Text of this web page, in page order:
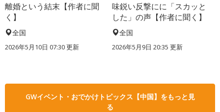
離婚という結末【作者に聞
く】
全国
2026年5月10日 07:30 更新
味鋭い反撃にに「スカッと
した」の声【作者に聞く】
全国
2026年5月9日 20:35 更新
GWイベント・おでかけトピックス【中国】をもっと見
る